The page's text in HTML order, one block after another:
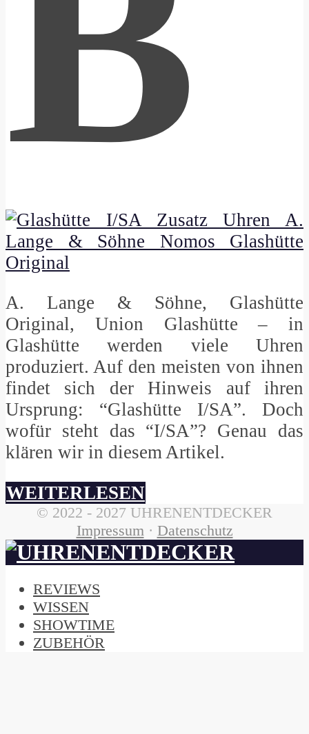
A. Lange & Söhne, Glashütte
Original, Union Glashütte – in
Glashütte werden viele Uhren
produziert. Auf den meisten von ihnen
findet sich der Hinweis auf ihren
Ursprung: “Glashütte I/SA”. Doch
wofür steht das “I/SA”? Genau das
klären wir in diesem Artikel.
WEITERLESEN
© 2022 - 2027 UHRENENTDECKER
Impressum · Datenschutz
REVIEWS
WISSEN
SHOWTIME
ZUBEHÖR